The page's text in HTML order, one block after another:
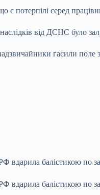
є потерпілі серед
наслідків від ДСНС було
гасили поле